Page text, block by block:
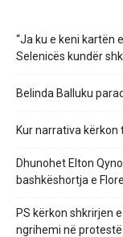
“Ja ku e keni kartën
Selenicës kundër
Belinda Balluku
Kur narrativa
Dhunohet Elton
bashkëshortja e
PS kërkon shkrirjen
ngrihemi në